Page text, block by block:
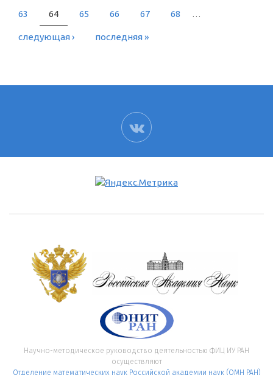
63 64 65 66 67 68 …
следующая › последняя »
ВК
Научно-методическое руководство деятельностью ФИЦ ИУ РАН
осуществляют
Отделение математических наук Российской академии наук (ОМН РАН)